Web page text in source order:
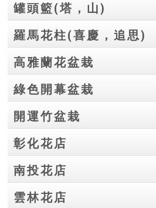
罐頭籃(塔，山)
羅馬花柱(喜慶，追思)
高雅蘭花盆栽
綠色開幕盆栽
開運竹盆栽
彰化花店
南投花店
雲林花店